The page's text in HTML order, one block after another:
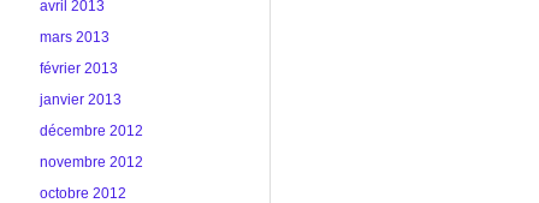
avril 2013
mars 2013
février 2013
janvier 2013
décembre 2012
novembre 2012
octobre 2012